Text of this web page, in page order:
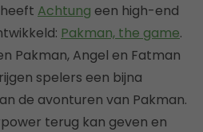
Achtung een high-end
Pakman, the game.
Pakman, Angel en Fatman
spelers een bijna
de avonturen van Pakman.
terug kan geven en